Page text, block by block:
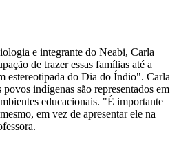
e integrante do Neabi, Carla
de trazer essas famílias até a
estereotipada do Dia do Índio". Carla
indígenas são representados em
educacionais. "É importante
em vez de apresentar ele na